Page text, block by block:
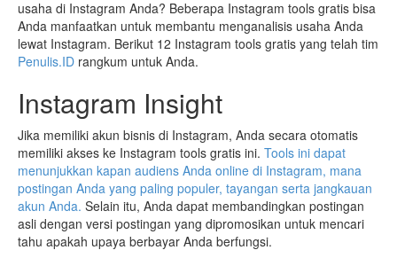
usaha di Instagram Anda? Beberapa Instagram tools gratis bisa
Anda manfaatkan untuk membantu menganalisis usaha Anda
lewat Instagram. Berikut 12 Instagram tools gratis yang telah tim
Penulis.ID rangkum untuk Anda.
Instagram Insight
Jika memiliki akun bisnis di Instagram, Anda secara otomatis
memiliki akses ke Instagram tools gratis ini. Tools ini dapat
menunjukkan kapan audiens Anda online di Instagram, mana
postingan Anda yang paling populer, tayangan serta jangkauan
akun Anda. Selain itu, Anda dapat membandingkan postingan
asli dengan versi postingan yang dipromosikan untuk mencari
tahu apakah upaya berbayar Anda berfungsi.